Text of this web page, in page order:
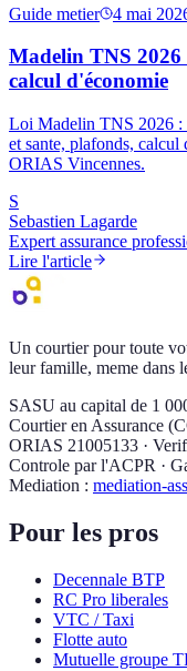
Guide metier 4 mai
Madelin TNS 2026
calcul d'économie
Loi Madelin TNS 2026 :
et sante, plafonds,
ORIAS Vincennes.
S
Sebastien Lagarde
Expert assurance
Lire l'article
Un courtier pour toute
leur famille, meme dans
SASU au capital de 1
Courtier en Assurance
ORIAS 21005133 ·
Controle par l'ACPR ·
Mediation : mediation-
Pour les pros
Decennale BTP
RC Pro liberales
VTC / Taxi
Flotte auto
Mutuelle groupe